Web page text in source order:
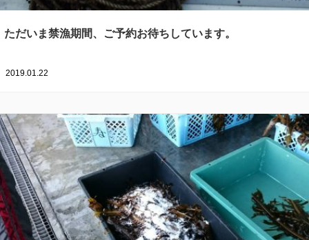
ただいま禁漁期間、ご予約お待ちしています。
2019.01.22